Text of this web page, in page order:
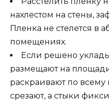
нахлестом на стены,
Пленка не стелется в
помещениях.
Если решено
размещают на
раскраивают по
срезают, а стыки